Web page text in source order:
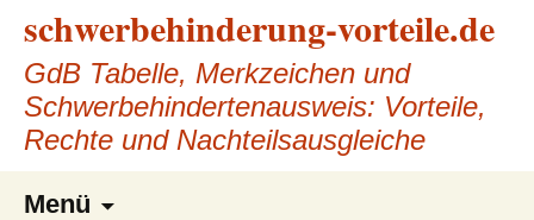
schwerbehinderung-vorteile.de
GdB Tabelle, Merkzeichen und
Schwerbehindertenausweis: Vorteile,
Rechte und Nachteilsausgleiche
Menü